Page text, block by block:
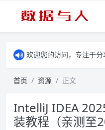
欢迎您的访问，专注于分
首页 资源 正文
IntelliJ IDEA
装教程（亲测至